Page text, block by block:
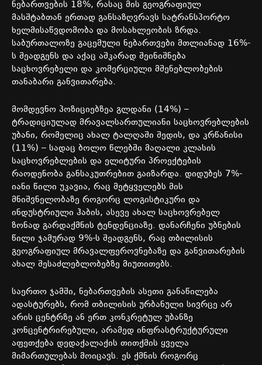
ნებართვების 18%, რასაც მის გეოგრაფიულ
მასშტაბთან ერთად განსაზღვრავს სატრანსპორტო
ხელმისაწვდომობა და მოსახლეობის ზრდა.
საბურთალოზე გაცემული ნებართვები მთლიანად 16%-
ს შეადგენს და აქაც აშკარად შეინიშნება
საცხოვრებელი და კომერციული მშენებლობების
თანაბარი განვითარება.
მომდევნო პოზიციებზეა გლდანი (14%) –
ტრადიციულად მრავალსართულიანი საცხოვრებლების
უბანი, რომელიც ახალ ტალღაში შედის, და კრწანისი
(11%) – სადაც ბოლო წლებში მაღალი კლასის
საცხოვრებლების და ელიტური პროექტების
რაოდენობა განსაკუთრებით გაიზარდა. დიდუბეს 7%-
იანი წილი უკავია, რაც მეტყველებს მის
მნიშვნელობაზე როგორც ლოგისტიკური და
ინდუსტრიული ჰაბის, ასევე ახალ საცხოვრებელ
ზონად გარდაქმნის ტენდენციაზე. დანარჩენი უბნების
წილი ჯამურად 9%-ს შეადგენს, რაც თბილისის
გეოგრაფიულ მრავალფეროვნებაზე და განვითარების
ახალ შესაძლებლობებზე მიუთითებს.
საერთო ჯამში, ნებართვების ასეთი განაწილება
ადასტურებს, რომ თბილისის ურბანული სივრცე არ
არის ცენტრზე ან ერთ კონკრეტულ უბანზე
კონცენტრირებული, არამედ ინფრასტრუქტურული
აფეთქება დედაქალაქის თითქმის ყველა
მიმართულებას მოიცავს. ეს ქმნის როგორც